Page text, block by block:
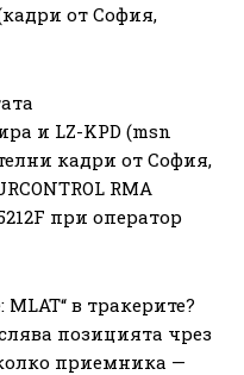
от София,
и LZ-KPD (msn
кадри от София,
RMA
при оператор
в тракерите?
позицията чрез
приемника —